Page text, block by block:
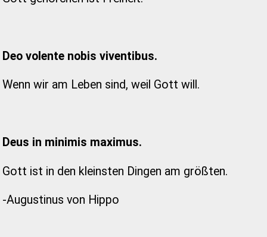
Deo volente nobis viventibus.
Wenn wir am Leben sind, weil Gott will.
Deus in minimis maximus.
Gott ist in den kleinsten Dingen am größten.
-Augustinus von Hippo